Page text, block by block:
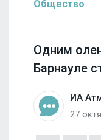
Общество
Одним
Барнауле
ИА
27